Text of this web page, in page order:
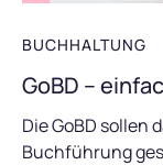
BUCHHALTUNG
GoBD –
Die GoBD sollen
Buchführung